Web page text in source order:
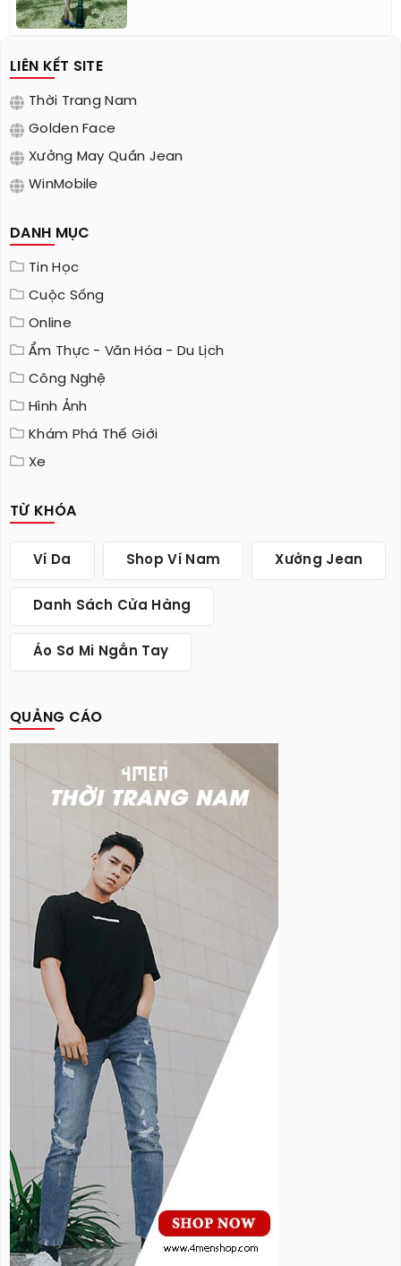
LIÊN KẾT SITE
Thời Trang Nam
Golden Face
Xưởng May Quần Jean
WinMobile
DANH MỤC
Tin Học
Cuộc Sống
Online
Ẩm Thực - Văn Hóa - Du Lịch
Công Nghệ
Hình Ảnh
Khám Phá Thế Giới
Xe
TỪ KHÓA
Ví Da Shop Ví Nam Xưởng Jean
Danh Sách Cửa Hàng
Áo Sơ Mi Ngắn Tay
QUẢNG CÁO